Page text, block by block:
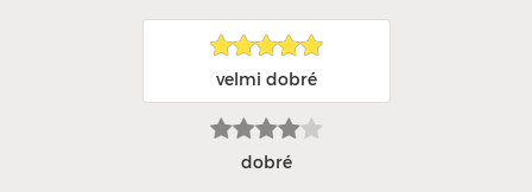
velmi dobré
dobré